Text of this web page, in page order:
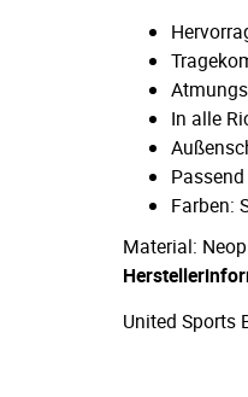
In alle
Farben:
Material:
United Sports